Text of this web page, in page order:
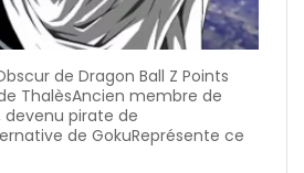
de Dragon Ball Z Points
ThalèsAncien membre de
devenu pirate de
de GokuReprésente ce